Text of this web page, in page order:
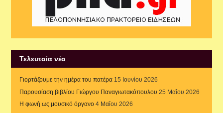
Τελευταία νέα
Γιορτάζουμε την ημέρα του πατέρα 15 Ιουνίου 2026
Παρουσίαση βιβλίου Γιώργου Παναγιωτακόπουλου 25 Μαΐου 2026
Η φωνή ως μουσικό όργανο 4 Μαΐου 2026